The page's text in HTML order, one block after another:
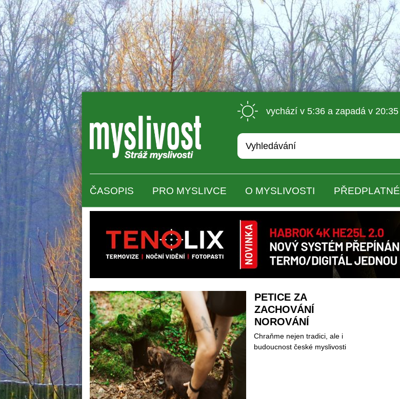
vychází v 5:36 a zapadá v 20:35
ČASOPIS PRO MYSLIVCE O MYSLIVOSTI PŘEDPLATNÉ
PETICE ZA
ZACHOVÁNÍ
NOROVÁNÍ
Chraňme nejen tradici, ale i
budoucnost české myslivosti